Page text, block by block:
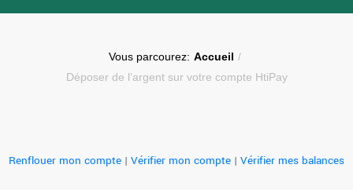
Vous parcourez: Accueil /
Déposer de l’argent sur votre compte HtiPay
Renflouer mon compte | Vérifier mon compte | Vérifier mes balances